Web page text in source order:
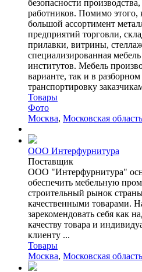
безопасности
работников. Помимо этого,
большой ассортимент
предприятий торговли,
прилавки, витрины,
специализированная
институтов. Мебель
варианте, так и в
транспортировку
Товары
Фото
Москва, Московская область
ООО Интерфурнитура
Поставщик
ООО "Интерфурнитура"
обеспечить мебельную
строительный рынок
качественными товарами.
зарекомендовать себя как
качеству товара и
клиенту ...
Товары
Москва, Московская область